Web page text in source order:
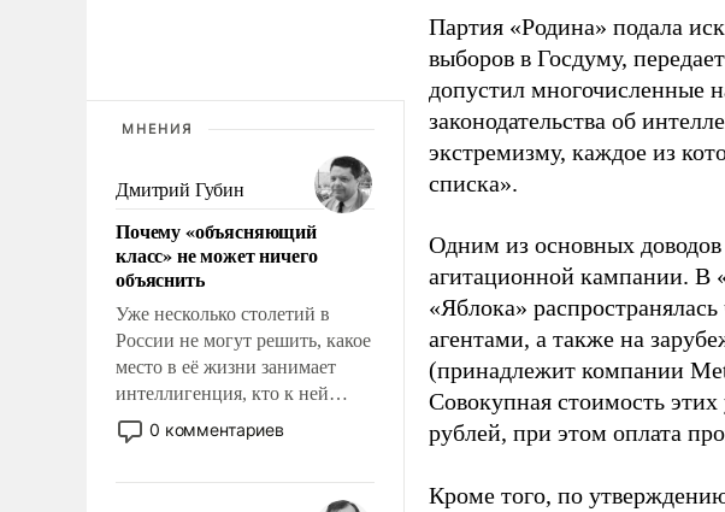
МНЕНИЯ
Дмитрий Губин
Почему «объясняющий
класс» не может ничего
объяснить
Уже несколько столетий в
России не могут решить, какое
место в её жизни занимает
интеллигенция, кто к ней
принадлежит, а кого из неё
исключили с правом
чем она отличается от просто
0 комментариев
Партия «Родина» подала
выборов в Госдуму, передает
допустил многочисленные
законодательства об
экстремизму, каждое из
списка».
Одним из основных
агитационной кампании. В
«Яблока»
агентами, а также на
(принадлежит компании
Совокупная стоимость
рублей, при этом оплата
Кроме того, по